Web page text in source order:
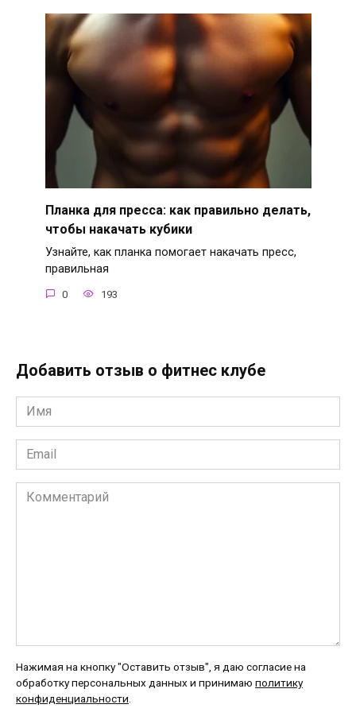
Планка для пресса: как правильно делать,
чтобы накачать кубики
Узнайте, как планка помогает накачать пресс,
правильная
0 193
Добавить отзыв о фитнес клубе
Имя
*
Email
*
Комментарий
Нажимая на кнопку "Оставить отзыв", я даю согласие на
обработку персональных данных и принимаю политику
конфиденциальности.